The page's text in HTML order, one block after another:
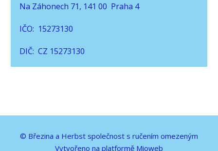
Na Záhonech 71, 141 00 Praha 4
IČO: 15273130
DIČ: CZ 15273130
© Březina a Herbst společnost s ručením omezeným
Vytvořeno na platformě Mioweb